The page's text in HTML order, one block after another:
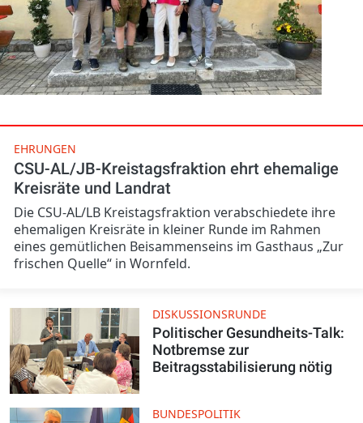
EHRUNGEN
CSU-AL/JB-Kreistagsfraktion ehrt ehemalige
Kreisräte und Landrat
Die CSU-AL/LB Kreistagsfraktion verabschiedete ihre
ehemaligen Kreisräte in kleiner Runde im Rahmen
eines gemütlichen Beisammenseins im Gasthaus „Zur
frischen Quelle“ in Wornfeld.
DISKUSSIONSRUNDE
Politischer Gesundheits-Talk:
Notbremse zur
Beitragsstabilisierung nötig
BUNDESPOLITIK